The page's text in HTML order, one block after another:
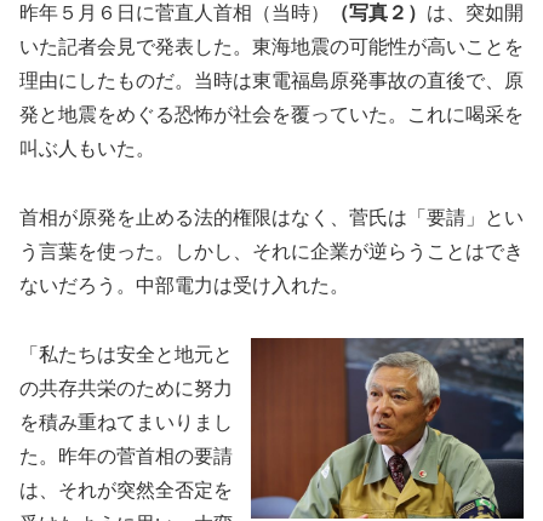
昨年５月６日に菅直人首相（当時） （写真２） は、突如開
いた記者会見で発表した。東海地震の可能性が高いことを
理由にしたものだ。当時は東電福島原発事故の直後で、原
発と地震をめぐる恐怖が社会を覆っていた。これに喝采を
叫ぶ人もいた。
首相が原発を止める法的権限はなく、菅氏は「要請」とい
う言葉を使った。しかし、それに企業が逆らうことはでき
ないだろう。中部電力は受け入れた。
「私たちは安全と地元と
の共存共栄のために努力
を積み重ねてまいりまし
た。昨年の菅首相の要請
は、それが突然全否定を